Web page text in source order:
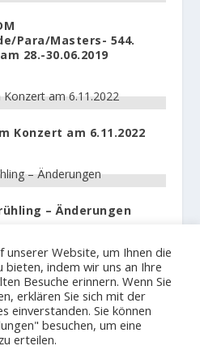
Para/Masters- 544.
28.-30.06.2019
Konzert am 6.11.2022
– Änderungen
und Germania Ruder Club
unserer Website, um Ihnen die
indem wir uns an Ihre
Besuche erinnern. Wenn Sie
erklären Sie sich mit der
einverstanden. Sie können
besuchen, um eine
erteilen.